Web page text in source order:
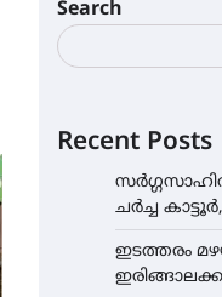
Search
Recent Posts
ചർച്ച
ഇടത്തരം